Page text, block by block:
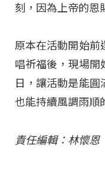
刻，因為上帝的恩
原本在活動開始前
唱祈福後，現場開
日，讓活動是能
也能持續風調雨順
責任編輯：林懷恩